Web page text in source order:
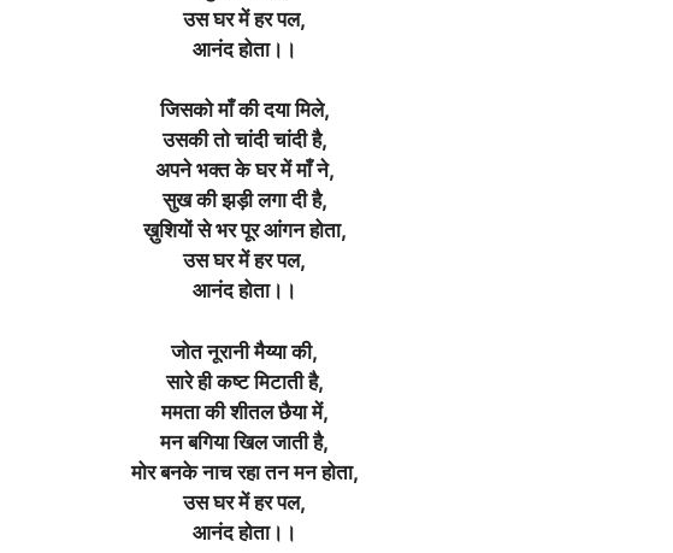
उस घर में हर पल,
आनंद होता।।
जिसको माँ की दया मिले,
उसकी तो चांदी चांदी है,
अपने भक्त के घर में माँ ने,
सुख की झड़ी लगा दी है,
ख़ुशियों से भर पूर आंगन होता,
उस घर में हर पल,
आनंद होता।।
जोत नूरानी मैय्या की,
सारे ही कष्ट मिटाती है,
ममता की शीतल छैया में,
मन बगिया खिल जाती है,
मोर बनके नाच रहा तन मन होता,
उस घर में हर पल,
आनंद होता।।